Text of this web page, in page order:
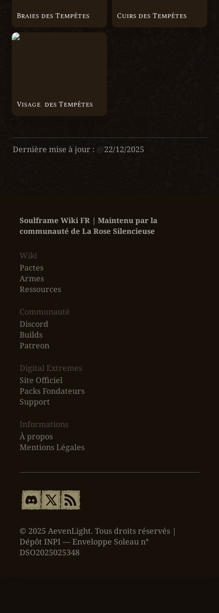
Braies des Tempêtes Cuirs des Tempêtes
Visage des Tempêtes
Visage  des Tempêtes
Dernière mise à jour : @22/12/2025
Soulframe Wiki FR | Maintenu par la
communauté de La Rose Silencieuse
Wiki
Pactes
Armes
Ressources
‎Communauté
Discord
Builds
Patreon
Digital Extremes
Site Officiel
Packs Fondateurs
Support
Informations
À propos
Mentions Légales
© 2025 AevenLight. Tous droits réservés |
Dépôt INPI — Enveloppe Soleau n°
DSO2025025348